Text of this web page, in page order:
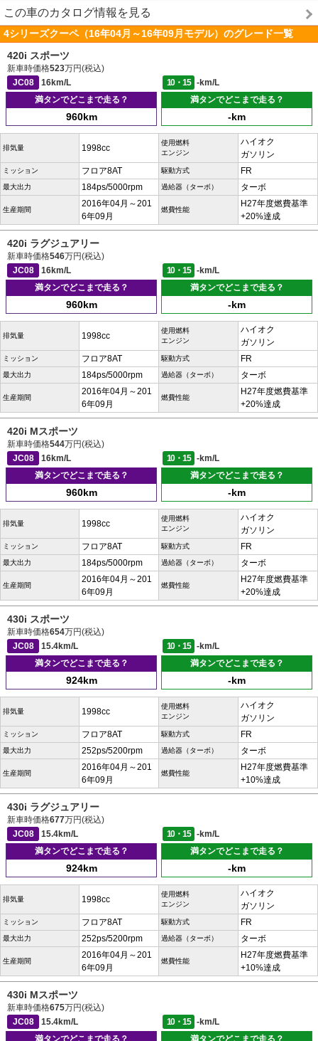
この車のカタログ情報を見る
4シリーズクーペ（16年04月～16年09月モデル）のグレード一覧
420i スポーツ
新車時価格523万円(税込)
JC08
16km/L 10・15
-km/L
満タンでどこまで走る？
960km
満タンでどこまで走る？
-km
排気量 1998cc
使用燃料
エンジン
ハイオク
ガソリン
ミッション フロア8AT 駆動方式 FR
最大出力 184ps/5000rpm 過給器（ターボ） ターボ
生産期間
2016年04月～201
6年09月
燃費性能
H27年度燃費基準
+20%達成
420i ラグジュアリー
新車時価格546万円(税込)
JC08
16km/L 10・15
-km/L
満タンでどこまで走る？
960km
満タンでどこまで走る？
-km
排気量 1998cc
使用燃料
エンジン
ハイオク
ガソリン
ミッション フロア8AT 駆動方式 FR
最大出力 184ps/5000rpm 過給器（ターボ） ターボ
生産期間
2016年04月～201
6年09月
燃費性能
H27年度燃費基準
+20%達成
420i Mスポーツ
新車時価格544万円(税込)
JC08
16km/L 10・15
-km/L
満タンでどこまで走る？
960km
満タンでどこまで走る？
-km
排気量 1998cc
使用燃料
エンジン
ハイオク
ガソリン
ミッション フロア8AT 駆動方式 FR
最大出力 184ps/5000rpm 過給器（ターボ） ターボ
生産期間
2016年04月～201
6年09月
燃費性能
H27年度燃費基準
+20%達成
430i スポーツ
新車時価格654万円(税込)
JC08
15.4km/L 10・15
-km/L
満タンでどこまで走る？
924km
満タンでどこまで走る？
-km
排気量 1998cc
使用燃料
エンジン
ハイオク
ガソリン
ミッション フロア8AT 駆動方式 FR
最大出力 252ps/5200rpm 過給器（ターボ） ターボ
生産期間
2016年04月～201
6年09月
燃費性能
H27年度燃費基準
+10%達成
430i ラグジュアリー
新車時価格677万円(税込)
JC08
15.4km/L 10・15
-km/L
満タンでどこまで走る？
924km
満タンでどこまで走る？
-km
排気量 1998cc
使用燃料
エンジン
ハイオク
ガソリン
ミッション フロア8AT 駆動方式 FR
最大出力 252ps/5200rpm 過給器（ターボ） ターボ
生産期間
2016年04月～201
6年09月
燃費性能
H27年度燃費基準
+10%達成
430i Mスポーツ
新車時価格675万円(税込)
JC08
15.4km/L 10・15
-km/L